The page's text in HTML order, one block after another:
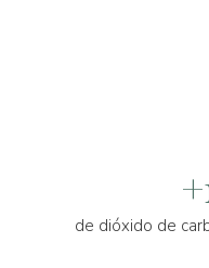
de dióxido de